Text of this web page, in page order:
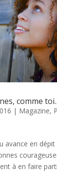
comme
| Magazine,
avance en dépit
à en faire